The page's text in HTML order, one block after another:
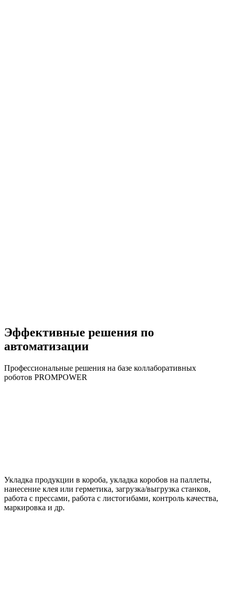
Эффективные решения по
автоматизации
Профессиональные решения на базе коллаборативных
роботов PROMPOWER
Укладка продукции в короба, укладка коробов на паллеты,
нанесение клея или герметика, загрузка/выгрузка станков,
работа с прессами, работа с листогибами, контроль качества,
маркировка и др.